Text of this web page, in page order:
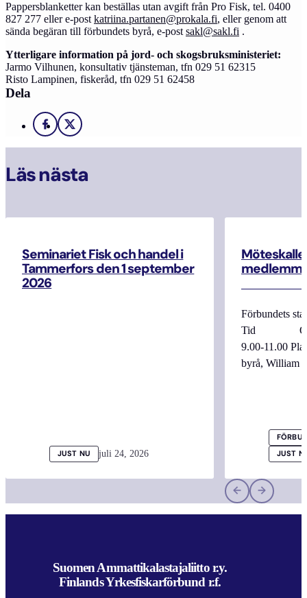
Pappersblanketter kan beställas utan avgift från Pro Fisk, tel. 0400
827 277 eller e-postkatriina.partanen@prokala.fi, eller genom att
sända begäran till förbundets byrå, e-postsakl@sakl.fi .
Ytterligare information på jord- och skogsbruksministeriet:
Jarmo Vilhunen, konsultativ tjänsteman, tfn 029 51 62315
Risto Lampinen, fiskeråd, tfn 029 51 62458
Dela
Facebook
X
Läs nästa
Seminariet Fisk och handel i
Tammerfors den 1 september
2026
JUST NU juli 24, 2026
Förbundets
Tid
9.00-11.00
byrå, William
JUST
Suomen Ammattikalastajaliitto r.y.
Finlands Yrkesfiskarförbund r.f.